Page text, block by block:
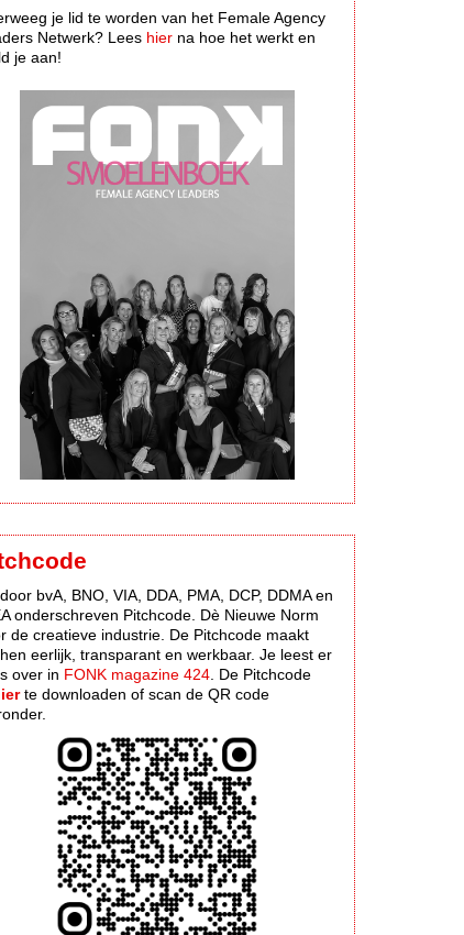
je lid te worden van het Female Agency
Netwerk? Lees hier na hoe het werkt en
je aan!
bvA, BNO, VIA, DDA, PMA, DCP, DDMA en
onderschreven Pitchcode. Dè Nieuwe Norm
de creatieve industrie. De Pitchcode maakt
eerlijk, transparant en werkbaar. Je leest er
over in FONK magazine 424 . De Pitchcode
te downloaden of scan de QR code